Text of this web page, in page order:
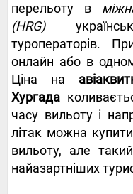
перельоту в
(HRG)
туроператорів.
онлайн або в
Ціна на
Хургада
часу вильоту і
літак можна
вильоту, але
найазартніших